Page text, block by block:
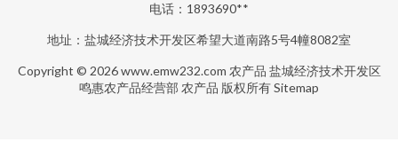
电话：1893690**
地址：盐城经济技术开发区希望大道南路5号4幢8082室
Copyright © 2026www.emw232.com 农产品 盐城经济技术开发区
鸣惠农产品经营部 农产品 版权所有Sitemap